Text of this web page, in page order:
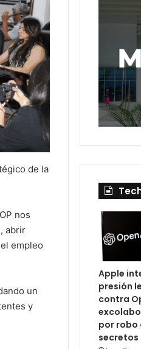
de la
nos
abrir
empleo
un
y
Apple
presión
contra
por robo
secretos